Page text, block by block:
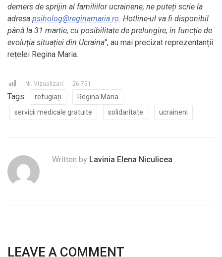
demers de sprijin al familiilor ucrainene, ne puteți scrie la
adresa psiholog@reginamaria.ro. Hotline-ul va fi disponibil
până la 31 martie, cu posibilitate de prelungire, în funcție de
evoluția situației din Ucraina”, au mai precizat reprezentanții
rețelei Regina Maria.
Nr. Vizualizari: 26.751
Tags: refugiați
Regina Maria
servicii medicale gratuite
solidaritate ucraineni
Written by Lavinia Elena Niculicea
LEAVE A COMMENT